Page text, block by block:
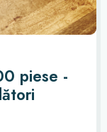
piese -